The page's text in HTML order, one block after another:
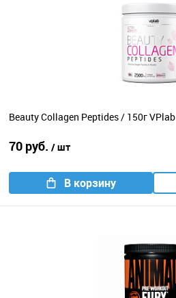
Beauty Collagen Peptides / 150г VPlab
70 руб. / шт
В корзину